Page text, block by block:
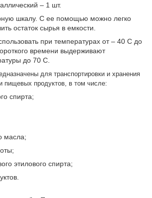
– 1 шт.
шкалу. С ее помощью можно легко
остаток сырья в емкости.
при температурах от – 40 С до
времени выдерживают
до 70 С.
для транспортировки и хранения
пищевых продуктов, в том числе:
спирта;
масла;
этилового спирта;